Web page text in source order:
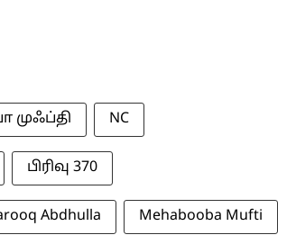
முஃப்தி NC
பிரிவு 370
Abdhulla Mehabooba Mufti